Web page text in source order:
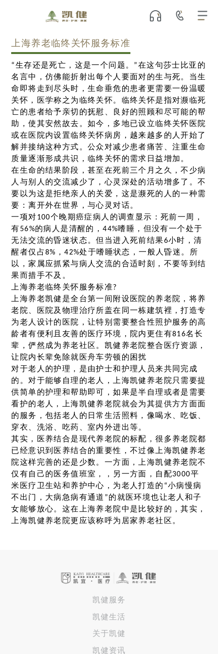
上海养老临终关怀服务标准
“生存还是死亡，这是一个问题。”在这句莎士比亚的
名言中，仿佛能折射出每个人要面对的生与死。当生
命即将走到尽头时，生命垂危的患者更需要一份温暖
关怀，医学称之为临终关怀。临终关怀是指对濒临死
亡的患者给予亲切的抚慰、良好的照顾和尽可能的帮
助，使其安然故去。如今，多地已设立临终关怀医院
或在医院内设置临终关怀病房，越来越多的人开始了
解并接纳这种方式。公众对减少患者痛苦、注重生命
质量逐渐形成共识，临终关怀的需求日益增加。
在生命的结果阶段，甚至在死前三个月之久，不少病
人与别人的交流减少了，心灵深处的活动增多了。不
要以为这是拒绝亲人的关爱，这是濒死的人的一种需
要：离开外在世界，与心灵对话。
一项对100个晚期癌症病人的调查显示：死前一周，
有56%的病人是清醒的，44%嗜睡，但没有一个处于
无法交流的昏迷状态。但当进入死前结果6小时，清
醒者仅占8%，42%处于嗜睡状态，一般人昏迷。所
以，家属应抓紧与病人交流的合适时刻，不要等到结
果而措手不及。
上海养老临终关怀服务标准?
上海养老凯健是全台第一间附设医院的养老院，将养
老院、医院及物理治疗所盖在同一栋建筑裡，打造专
为老人设计的医院，让特别需要整合性照护服务的高
龄者有便利且友善的医疗环境，院内更住有816名长
辈，俨然成为养老社区。凯健养老院整合医疗资源，
让院内长辈免除就医舟车劳顿的困扰
对于老人的护理，是由护士和护理人员来共同完成
的。对于能够自理的老人，上海凯健养老院只需要提
供简单的护理和帮助即可，如果是半自理或者是需要
看护的老人，上海凯健养老院就会为其提供方方面面
的服务，包括老人的日常生活照料，像喝水、吃饭、
穿衣、洗浴、吃药、室内外进出等。
其实，医养结合是现代养老院的标配，很多养老院都
已经意识到医养结合的重要性，不过像上海凯健养老
院这样完善的还是少数。一方面，上海凯健养老院不
仅有自己的医务值班室，，另一方面，自配3000平
米医疗卫生站和养护中心，为老人打造的“小病慢病
不出门，大病急病有通道”的就医环境也让老人和子
女能够放心。这在上海养老院中是比较好的，其实，
上海凯健养老院更应该称呼为居家养老社区。
凯健服务
凯健生活
关于凯健
凯健资讯